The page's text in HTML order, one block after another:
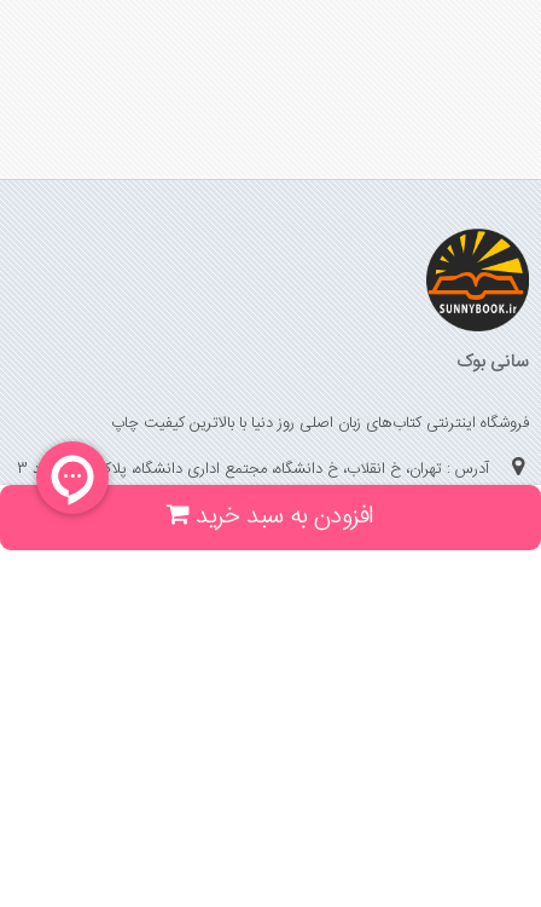
افزودن به سبد خرید
سانی بوک
فروشگاه اینترنتی کتاب‌های زبان اصلی روز دنیا با بالاترین کیفیت چاپ
آدرس : تهران، خ انقلاب، خ دانشگاه، مجتمع اداری دانشگاه، پلاک 158 واحد 3
(جهت خرید حضوری، تلفنی ، پیگیری سفارشات سایت با شماره تلفن 02166175070
تماس حاصل فرمایید)